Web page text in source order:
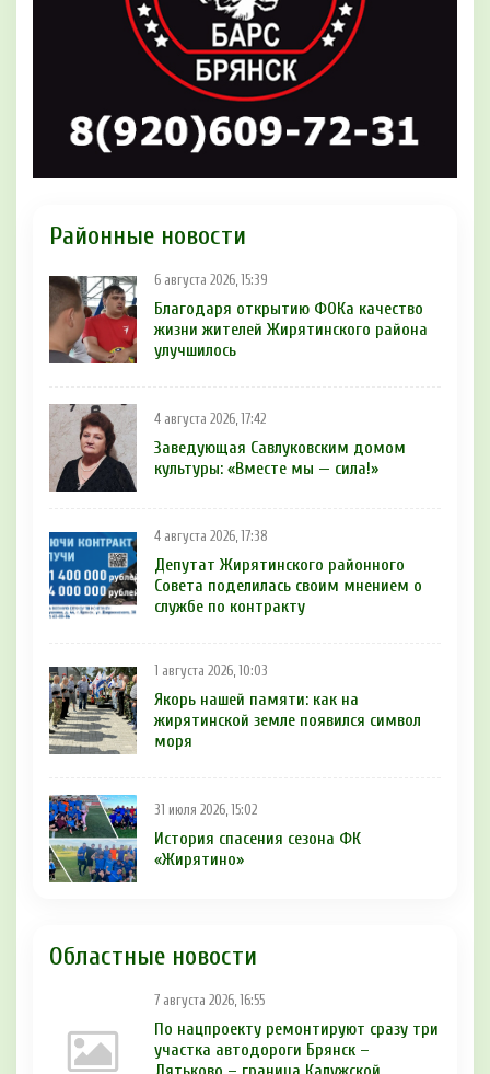
Районные новости
6 августа 2026, 15:39
Благодаря открытию ФОКа качество
жизни жителей Жирятинского района
улучшилось
4 августа 2026, 17:42
Заведующая Савлуковским домом
культуры: «Вместе мы — сила!»
4 августа 2026, 17:38
Депутат Жирятинского районного
Совета поделилась своим мнением о
службе по контракту
1 августа 2026, 10:03
Якорь нашей памяти: как на
жирятинской земле появился символ
моря
31 июля 2026, 15:02
История спасения сезона ФК
«Жирятино»
Областные новости
7 августа 2026, 16:55
По нацпроекту ремонтируют сразу три
участка автодороги Брянск –